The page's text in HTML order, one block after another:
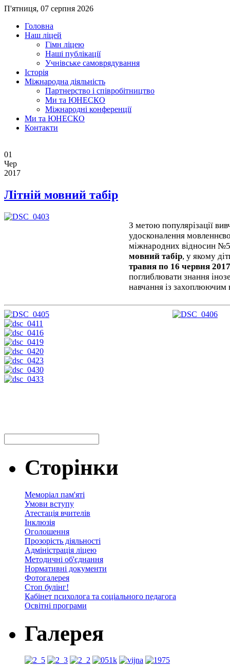
П'ятниця, 07 серпня 2026
Головна
Наш ліцей
Гімн ліцею
Наші публікації
Учнівське самоврядування
Історія
Міжнародна діяльність
Партнерство і співробітництво
Ми та ЮНЕСКО
Міжнародні конференції
Ми та ЮНЕСКО
Контакти
01
Чер
2017
Літній мовний табір
З метою популярізації
удосконалення
міжнародних відносин
мовний табір, у якому
травня по 16 червня
поглиблювати знання
навчання із захоплюючим
Сторінки
Меморіал пам'яті
Умови вступу
Атестація вчителів
Інклюзія
Оголошення
Прозорість діяльності
Адміністрація ліцею
Методичні об'єднання
Нормативні документи
Фотогалерея
Стоп булінг!
Кабінет психолога та соціального педагога
Освітні програми
Галерея